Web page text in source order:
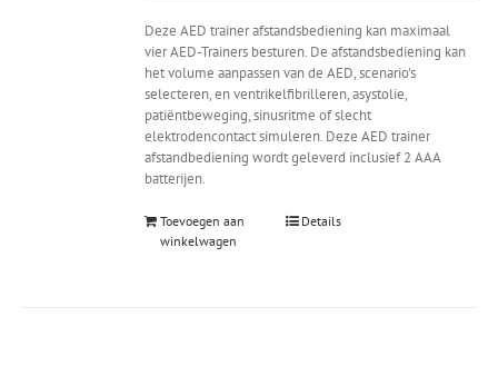
Deze AED trainer afstandsbediening kan maximaal
vier AED-Trainers besturen. De afstandsbediening kan
het volume aanpassen van de AED, scenario's
selecteren, en ventrikelfibrilleren, asystolie,
patiëntbeweging, sinusritme of slecht
elektrodencontact simuleren. Deze AED trainer
afstandbediening wordt geleverd inclusief 2 AAA
batterijen.
Toevoegen aan
winkelwagen
Details